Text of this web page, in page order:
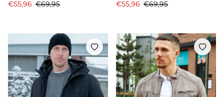
Aanbiedingsprijs
€55,96 Prijs
€69,95 Aanbiedingsprijs
€55,96 Prijs
€69,95